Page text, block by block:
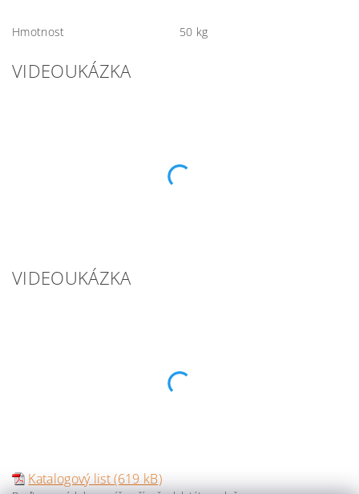
Hmotnost 50 kg
VIDEOUKÁZKA
VIDEOUKÁZKA
Katalogový list (619 kB)